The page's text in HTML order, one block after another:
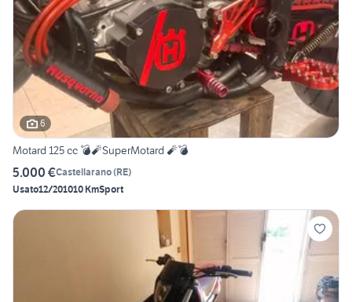
6
Motard 125 cc 💣🧨SuperMotard 🧨💣
5.000 €Castellarano(RE)
Usato12/201010 KmSport